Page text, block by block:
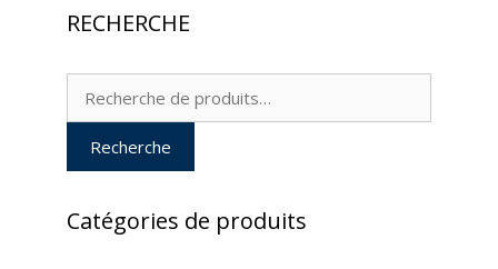
RECHERCHE
Recherche
Recherche
Catégories de produits